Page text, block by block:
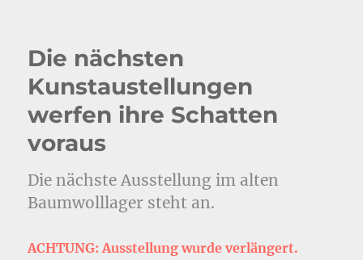
Die nächsten
Kunstaustellungen
werfen ihre Schatten
voraus
Die nächste Ausstellung im alten
Baumwolllager steht an.
ACHTUNG: Ausstellung wurde verlängert.